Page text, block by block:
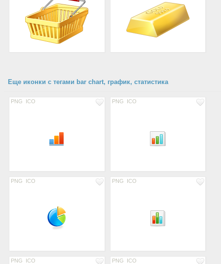
Еще иконки с тегами bar chart, график, статистика
PNG ICO PNG ICO
PNG ICO PNG ICO
PNG ICO PNG ICO